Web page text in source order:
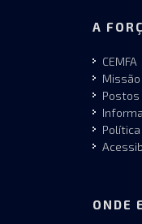
A
CEMFA
Missão
ONDE